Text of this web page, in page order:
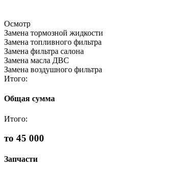
Осмотр
Замена тормозной жидкости
Замена топливного фильтра
Замена фильтра салона
Замена масла ДВС
Замена воздушного фильтра
Итого:
Общая сумма
Итого:
то 45 000
Запчасти